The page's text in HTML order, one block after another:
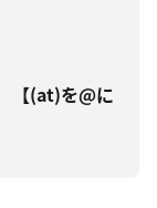
【(at)を@に